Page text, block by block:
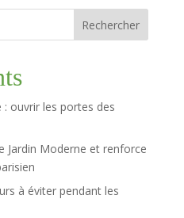
Rechercher
ouvrir les portes des
Jardin Moderne et renforce
à éviter pendant les